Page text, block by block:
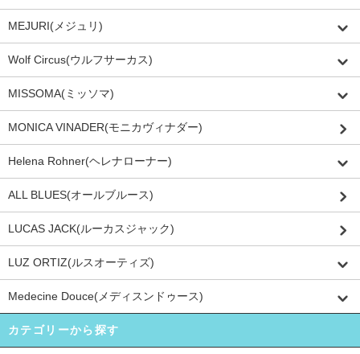
MEJURI(メジュリ)
Wolf Circus(ウルフサーカス)
MISSOMA(ミッソマ)
MONICA VINADER(モニカヴィナダー)
Helena Rohner(ヘレナローナー)
ALL BLUES(オールブルース)
LUCAS JACK(ルーカスジャック)
LUZ ORTIZ(ルスオーティズ)
Medecine Douce(メディスンドゥース)
カテゴリーから探す